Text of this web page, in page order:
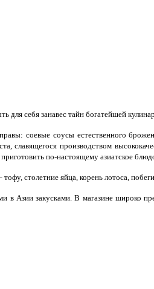
для себя занавес тайн богатейшей
соевые соусы естественного
производством
по-настоящему азиатское
столетние яйца, корень лотоса,
Азии закусками. В магазине широко